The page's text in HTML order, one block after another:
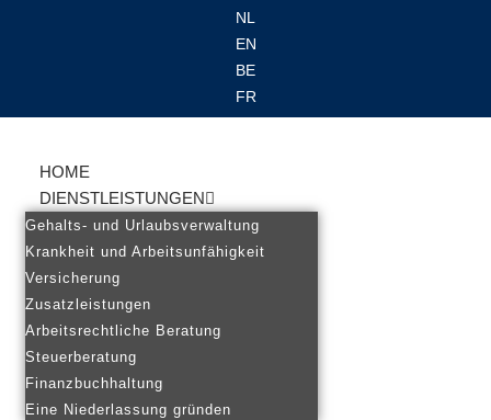
NL
EN
BE
FR
HOME
DIENSTLEISTUNGEN
Gehalts- und Urlaubsverwaltung
Krankheit und Arbeitsunfähigkeit
Versicherung
Zusatzleistungen
Arbeitsrechtliche Beratung
Steuerberatung
Finanzbuchhaltung
Eine Niederlassung gründen